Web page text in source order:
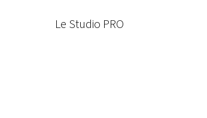
Le Studio PRO